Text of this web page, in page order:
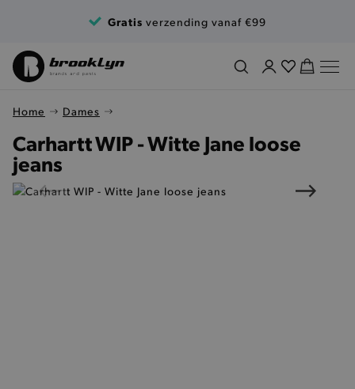
Gratis verzending vanaf €99
Home Dames
Carhartt WIP - Witte Jane loose
jeans